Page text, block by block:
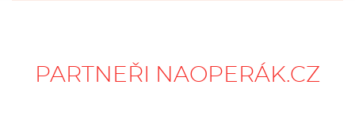
PARTNEŘI NAOPERÁK.CZ